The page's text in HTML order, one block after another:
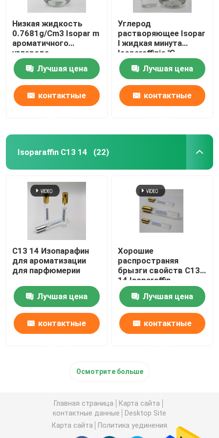
Низкая жидкость
0.7681g/Cm3 Isopar m
ароматичного
углерода
растворяющая для
личной заботы в
России
Лучшая цена
контактные
Углерод
растворяющее Isopar
l жидкая минута
Isoparaffinic ℃
горячей точки 62 для
продукции макияжа
Лучшая цена
контактные
Isoparaffin C13 14 (22)
C13 14 Изопарафин
для ароматизации
для парфюмерии
Лучшая цена
контактные
Хорошие
распространяя
брызги свойств C13
14 Isoparaffin
0.75g/Cm3 непахучие
Лучшая цена
контактные
Осмотрите больше
Главная страница
Карта сайта
контактные данные
Desktop Site
Карта сайта
Политика уединения